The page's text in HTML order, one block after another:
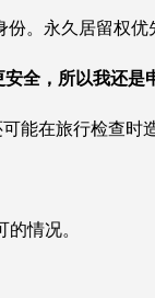
。永久居留权优
全，所以我还是
能在旅行检查时
情况。